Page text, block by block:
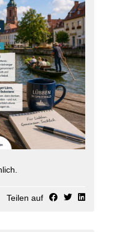
Teilen auf